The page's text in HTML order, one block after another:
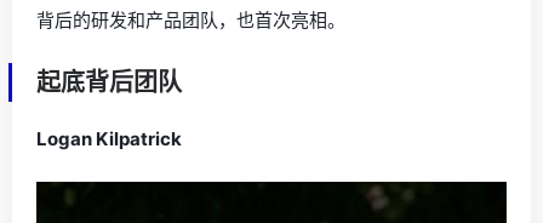
背后的研发和产品团队，也首次亮相。
起底背后团队
Logan Kilpatrick